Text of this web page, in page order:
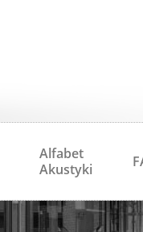
Alfabet
Akustyki